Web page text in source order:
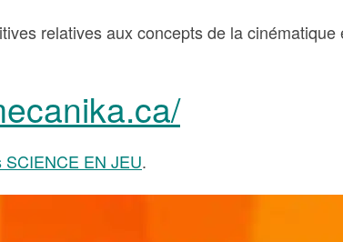
relatives aux concepts de la cinématique
SCIENCE EN JEU.